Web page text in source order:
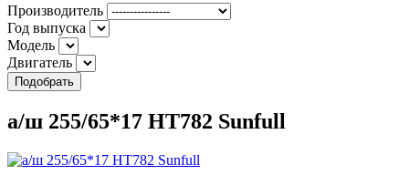
Производитель
Год выпуска
Модель
Двигатель
Подобрать
а/ш 255/65*17 HT782 Sunfull